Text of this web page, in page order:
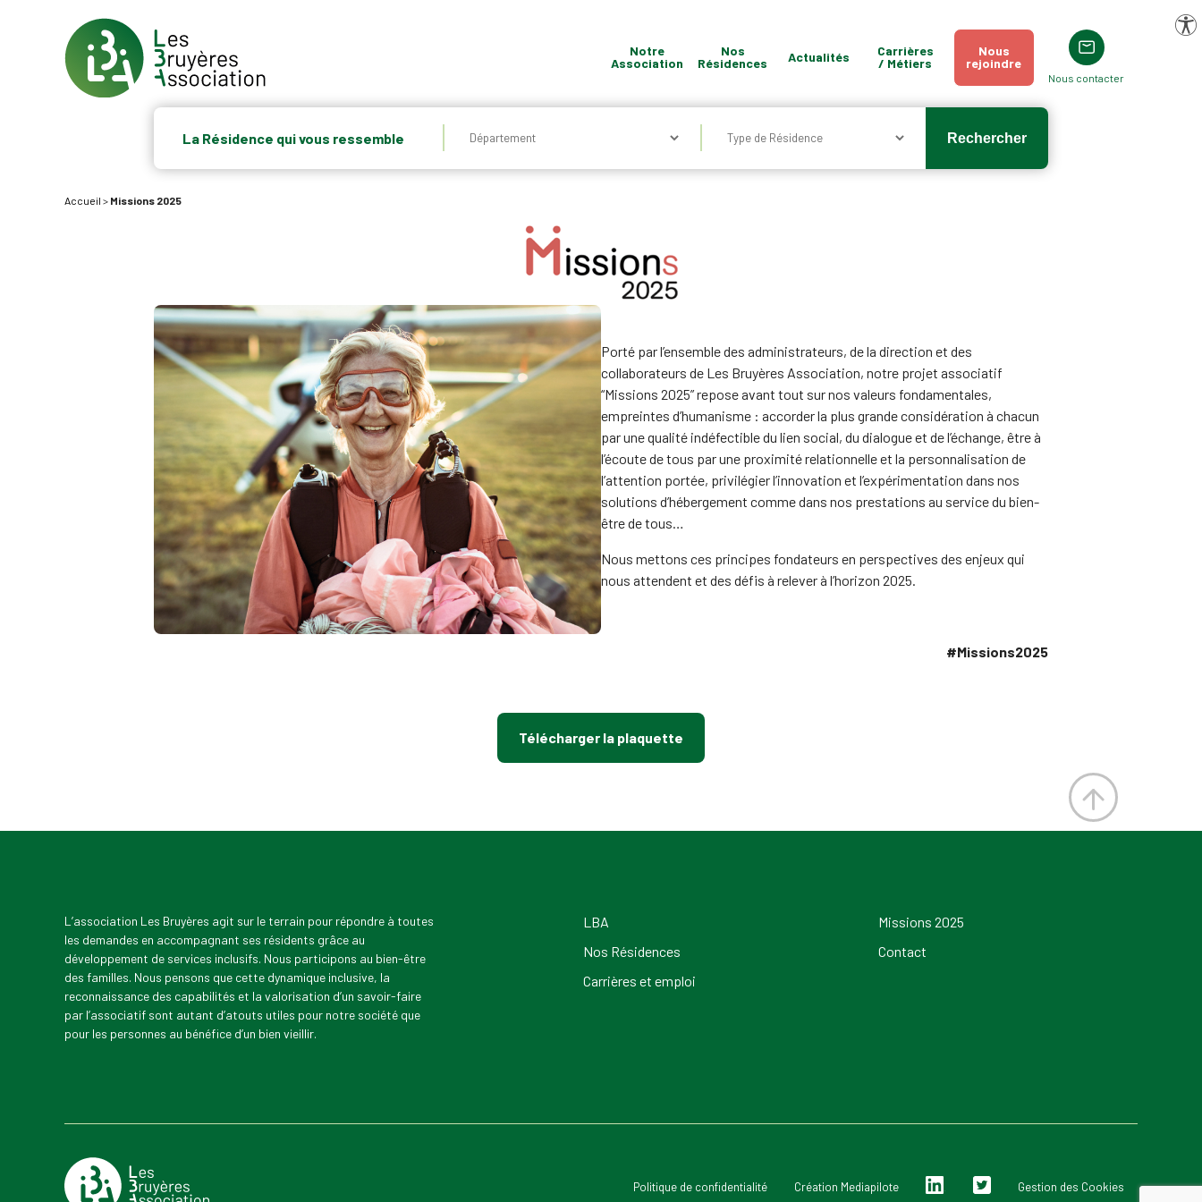
Notre
Association
Nos
Résidences
Actualités
Carrières
/ Métiers
Nous
rejoindre
Nous contacter
La Résidence qui vous ressemble
type
de
Accueil > Missions 2025
Porté par l’ensemble des administrateurs, de la direction et des
collaborateurs de Les Bruyères Association, notre projet associatif
“Missions 2025” repose avant tout sur nos valeurs fondamentales,
empreintes d’humanisme : accorder la plus grande considération à chacun
par une qualité indéfectible du lien social, du dialogue et de l’échange, être à
l’écoute de tous par une proximité relationnelle et la personnalisation de
l’attention portée, privilégier l’innovation et l’expérimentation dans nos
solutions d’hébergement comme dans nos prestations au service du bien-
être de tous…
Nous mettons ces principes fondateurs en perspectives des enjeux qui
nous attendent et des défis à relever à l’horizon 2025.
#Missions2025
Télécharger la plaquette
L’association Les Bruyères agit sur le terrain pour répondre à toutes
les demandes en accompagnant ses résidents grâce au
développement de services inclusifs. Nous participons au bien-être
des familles. Nous pensons que cette dynamique inclusive, la
reconnaissance des capabilités et la valorisation d’un savoir-faire
par l’associatif sont autant d’atouts utiles pour notre société que
pour les personnes au bénéfice d’un bien vieillir.
LBA
Nos Résidences
Carrières et emploi
Missions 2025
Contact
Politique de confidentialité Création Mediapilote
Lin
Twi
Gestion des Cookies